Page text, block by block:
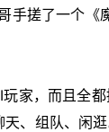
手搓了一个《
玩家，而且全都
、组队、闲逛